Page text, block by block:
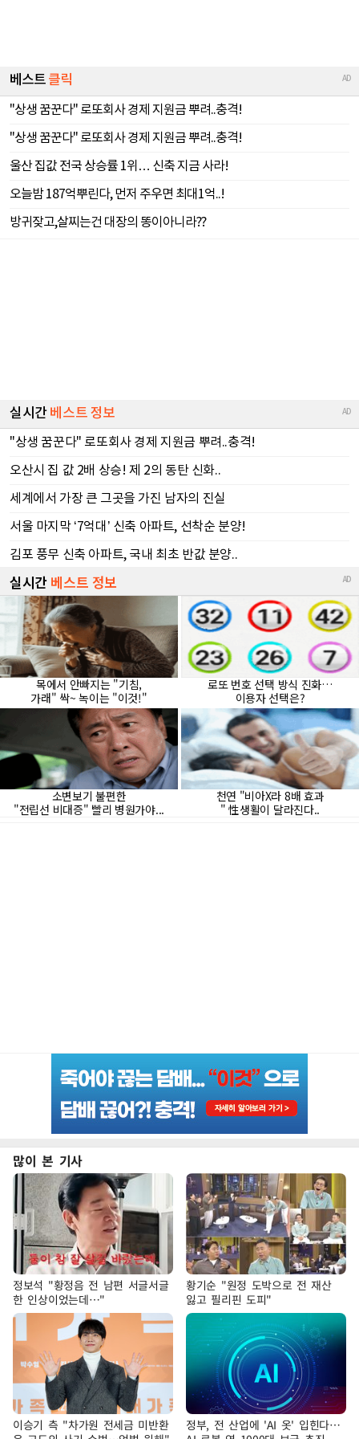
많이 본 기사
정보석 "황정음 전 남편 서글서글
한 인상이었는데…"
황기순 "원정 도박으로 전 재산
잃고 필리핀 도피"
이승기 측 "차가원 전세금 미반환
정부, 전 산업에 'AI 옷' 입힌다…